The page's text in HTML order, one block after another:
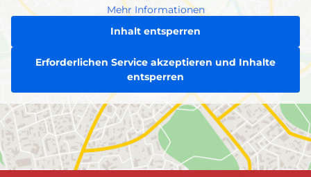
Mehr Informationen
Inhalt entsperren
Erforderlichen Service akzeptieren und Inhalte
entsperren